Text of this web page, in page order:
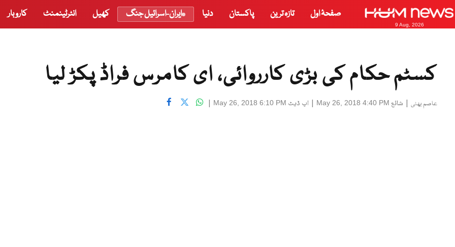
9 Aug, 2026
صفحۂ اول تازہ ترین پاکستان دنیا ایران-اسرائیل جنگ کھیل انٹرٹینمنٹ کاروبار
کسٹم حکام کی بڑی کارروائی، ای کامرس فراڈ پکڑ لیا
عاصم بھٹی | شائع May 26, 2018 4:40 PM
| اپ ڈیٹ May 26, 2018 6:10 PM
|